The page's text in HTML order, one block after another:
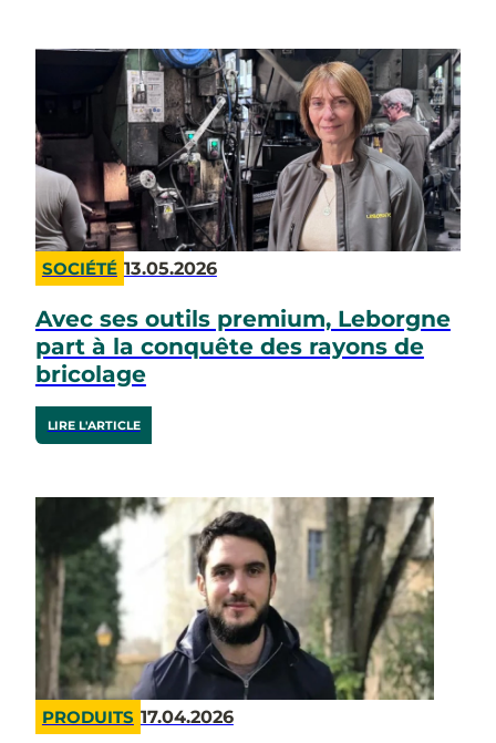
SOCIÉTÉ 13.05.2026
Avec ses outils premium, Leborgne
part à la conquête des rayons de
bricolage
LIRE L'ARTICLE
PRODUITS 17.04.2026